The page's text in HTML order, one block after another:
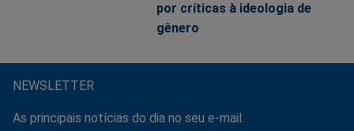
por críticas à ideologia de
gênero
NEWSLETTER
As principais notícias do dia no seu e-mail.